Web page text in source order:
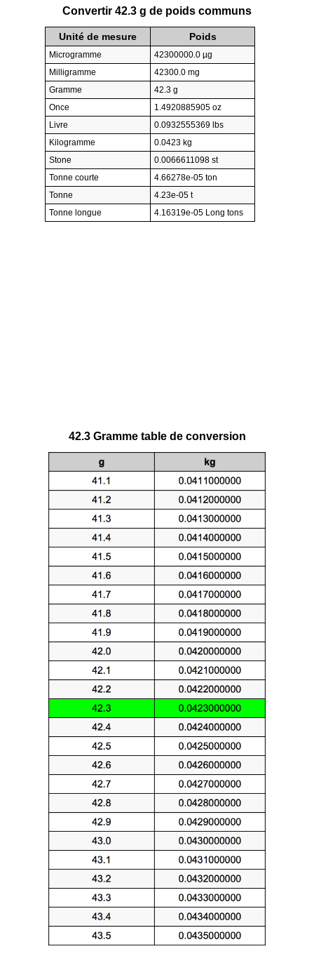
Convertir 42.3 g de poids communs
Unité de mesure Poids
Microgramme
42300000.0 µg
Milligramme
42300.0 mg
Gramme
42.3 g
Once
1.4920885905 oz
Livre
0.0932555369 lbs
Kilogramme
0.0423 kg
Stone
0.0066611098 st
Tonne courte
4.66278e-05 ton
Tonne
4.23e-05 t
Tonne longue
4.16319e-05 Long tons
42.3 Gramme table de conversion